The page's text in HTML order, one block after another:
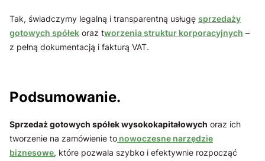
Tak, świadczymy legalną i transparentną usługę sprzedaży
gotowych spółek oraz tworzenia struktur korporacyjnych –
z pełną dokumentacją i fakturą VAT.
Podsumowanie.
Sprzedaż gotowych spółek wysokokapitałowych oraz ich
tworzenie na zamówienie to nowoczesne narzędzie
biznesowe, które pozwala szybko i efektywnie rozpocząć